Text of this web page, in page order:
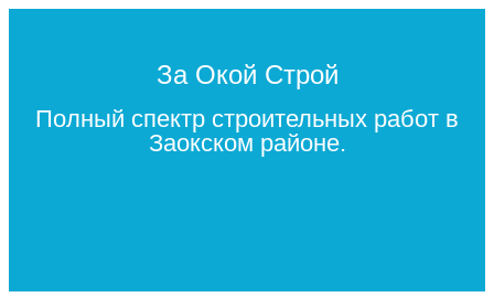
За Окой Строй
Полный спектр строительных работ в
Заокском районе.